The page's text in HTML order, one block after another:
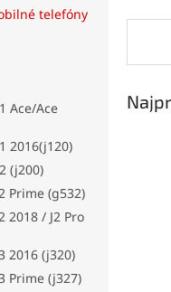
telefóny
Ace/Ace
2016(j120)
(j200)
Prime (g532)
2018 / J2 Pro
2016 (j320)
Prime (j327)